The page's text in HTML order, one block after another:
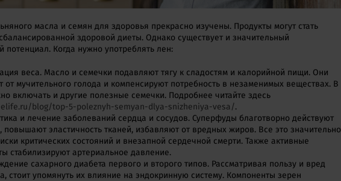
масла и семян для здоровья прекрасно изучены. Продукты могут стать
здоровой диеты. Однако существует и значительный
потенциал. Когда нужно употреблять лен:
веса. Масло и семечки подавляют тягу к сладостям и калорийной пищи. Они
от мучительного голода и компенсируют потребность в незаменимых веществах. В
включать и другие полезные семечки. Подробнее читайте здесь
blog/top-5-poleznyh-semyan-dlya-snizheniya-vesa/.
и лечение заболеваний сердца и сосудов. Суперфуды благотворно действуют
повышают эластичность тканей, избавляют от вредных жиров. Все это значительно
критических состояний и внезапной сердечной смерти. Также активные
стабилизируют артериальное давление.
сахарного диабета первого и второго типов. Рассматривая пользу и вред
стоит упомянуть их влияние на эндокринную систему. Компоненты зерен